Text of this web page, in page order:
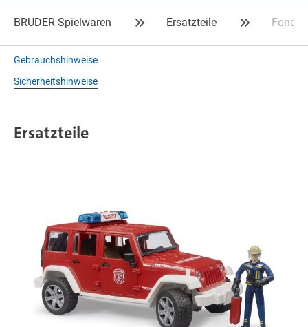
BRUDER Spielwaren Ersatzteile
Gebrauchshinweise
Sicherheitshinweise
Ersatzteile